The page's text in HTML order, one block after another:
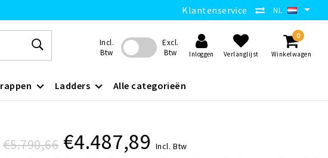
Klantenservice NL
Incl.
Btw
Excl.
Btw
Inloggen Verlanglijst
0
Winkelwagen
Ladders Alle categorieën
€5.790,66 €4.487,89 Incl. Btw